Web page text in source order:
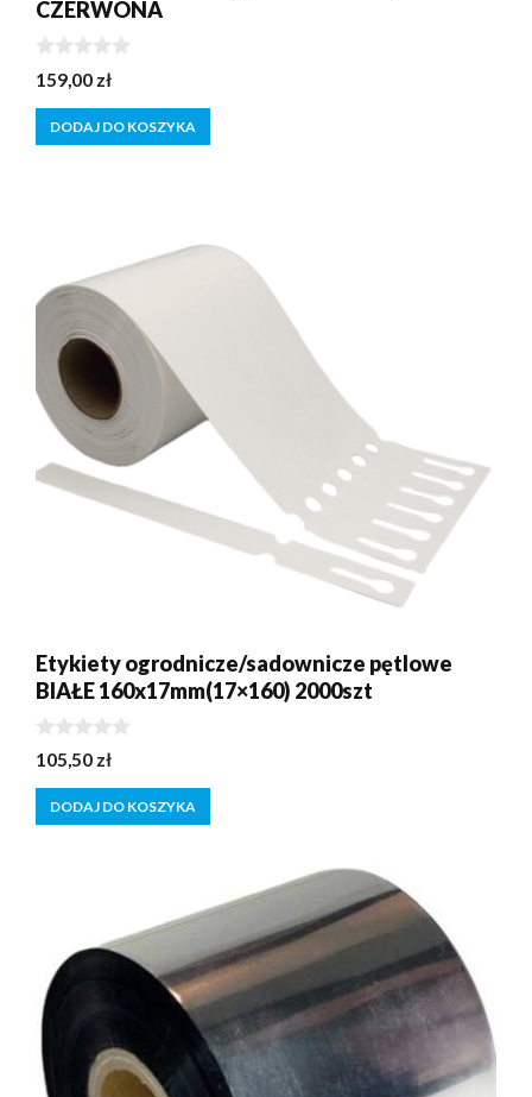
CZERWONA
0
z
5
159,00 zł
DODAJ DO KOSZYKA
Etykiety ogrodnicze/sadownicze pętlowe
BIAŁE 160x17mm(17×160) 2000szt
0
z
5
105,50 zł
DODAJ DO KOSZYKA